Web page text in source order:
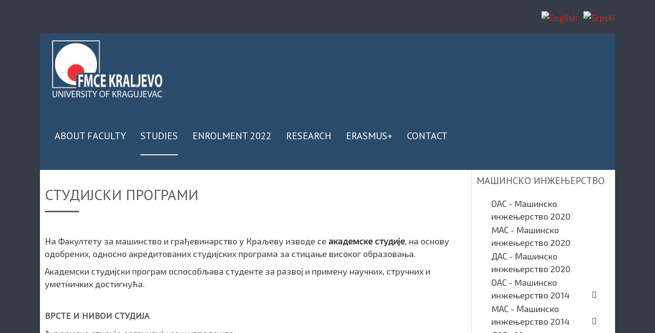
ABOUT FACULTY STUDIES ENROLMENT 2022 RESEARCH ERASMUS+ CONTACT
СТУДИЈСКИ ПРОГРАМИ
На Факултету за машинство и грађевинарство у Краљеву изводе се академске студије, на основу
одобрених, односно акредитованих студијских програма за стицање високог образовања.
Академски студијски програм оспособљава студенте за развој и примену научних, стручних и
уметничких достигнућа.
ВРСТЕ И НИВОИ СТУДИЈА
МАШИНСКО ИНЖЕЊЕРСТВО
ОАС - Mашинско
инжењерство 2020
MАС - Mашинско
инжењерство 2020
ДАС - Машинско
инжењерство 2020
ОАС - Mашинско
инжењерство 2014
MАС - Машинско
инжењерство 2014